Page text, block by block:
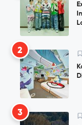
2
3